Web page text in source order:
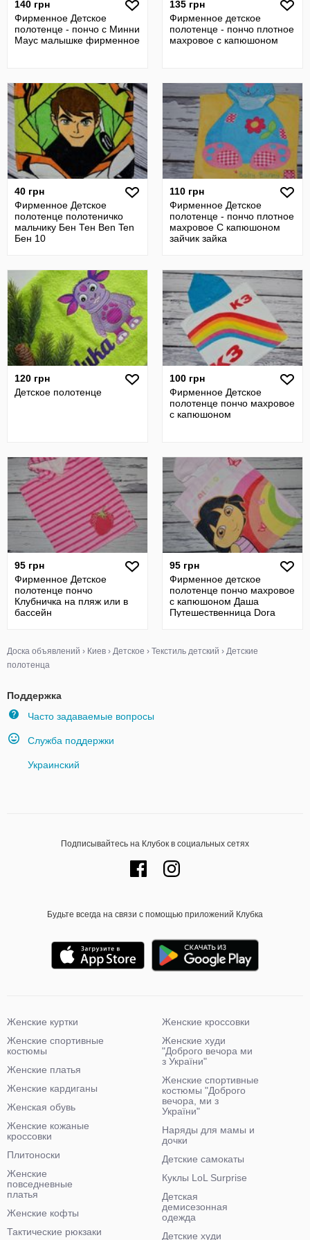
140 грн
Фирменное Детское
полотенце - пончо с Минни
Маус малышке фирменное
135 грн
Фирменное детское
полотенце - пончо плотное
махровое с капюшоном
40 грн
Фирменное Детское
полотенце полотеничко
мальчику Бен Тен Ben Ten
Бен 10
110 грн
Фирменное Детское
полотенце - пончо плотное
махровое С капюшоном
зайчик зайка
120 грн
Детское полотенце
100 грн
Фирменное Детское
полотенце пончо махровое
с капюшоном
95 грн
Фирменное Детское
полотенце пончо
Клубничка на пляж или в
бассейн
95 грн
Фирменное детское
полотенце пончо махровое
с капюшоном Даша
Путешественница Dora
Доска объявлений › Киев › Детское › Текстиль детский › Детские
полотенца
Поддержка
Часто задаваемые вопросы
Служба поддержки
Украинский
Подписывайтесь на Клубок в социальных сетях
Будьте всегда на связи с помощью приложений Клубка
Женские куртки
Женские спортивные
костюмы
Женские платья
Женские кардиганы
Женская обувь
Женские кожаные
кроссовки
Плитоноски
Женские
повседневные
платья
Женские кофты
Тактические рюкзаки
Женские кроссовки
Женские худи
"Доброго вечора ми
з України"
Женские спортивные
костюмы "Доброго
вечора, ми з
України"
Наряды для мамы и
дочки
Детские самокаты
Куклы LoL Surprise
Детская
демисезонная
одежда
Детские худи